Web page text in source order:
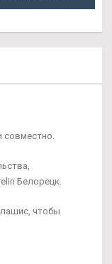
совместно.
Белорецк.
чтобы